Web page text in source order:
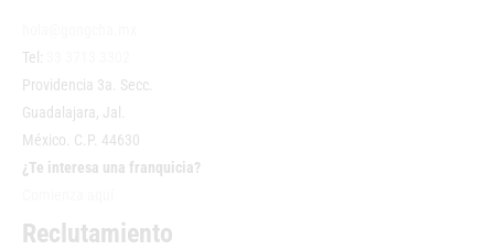
Tel:
Providencia 3a. Secc.
Guadalajara, Jal.
México. C.P. 44630
¿Te interesa una franquicia?
Reclutamiento